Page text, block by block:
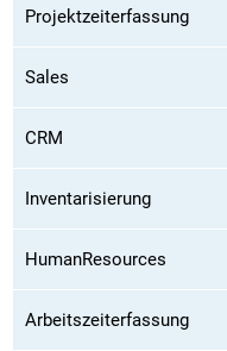
Projektzeiterfassung
Sales
CRM
Inventarisierung
HumanResources
Arbeitszeiterfassung